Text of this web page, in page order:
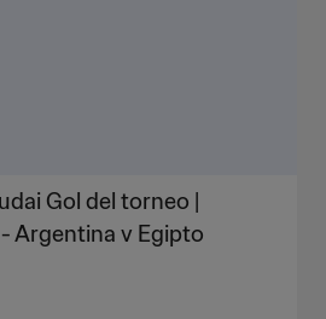
Gol del torneo |
Argentina v Egipto